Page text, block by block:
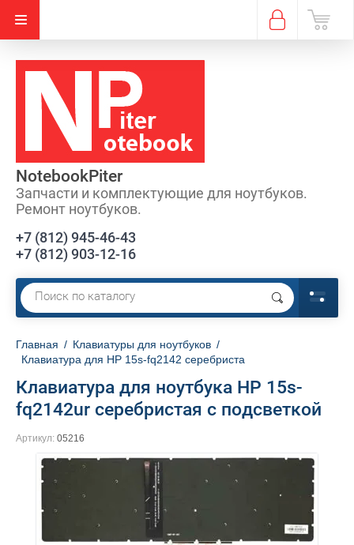
NotebookPiter
Запчасти и комплектующие для ноутбуков.
Ремонт ноутбуков.
+7 (812) 945-46-43
+7 (812) 903-12-16
Главная / Клавиатуры для ноутбуков /
Клавиатура для HP 15s-fq2142 серебриста
Клавиатура для ноутбука HP 15s-
fq2142ur серебристая с подсветкой
Артикул: 05216